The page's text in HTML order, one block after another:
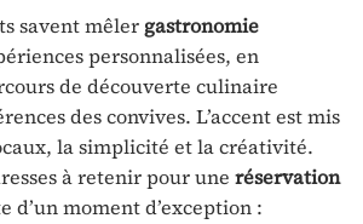
savent mêler gastronomie
personnalisées, en
de découverte culinaire
des convives. L’accent est mis
la simplicité et la créativité.
à retenir pour une réservation
d’un moment d’exception :